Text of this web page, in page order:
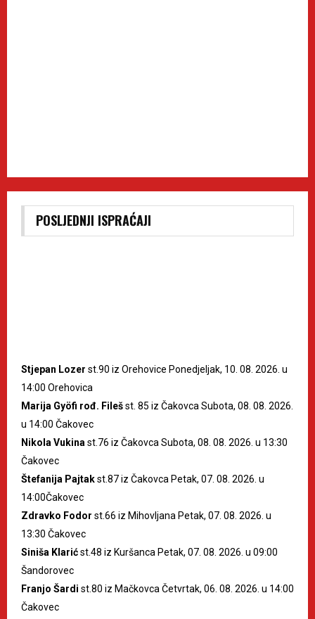
POSLJEDNJI ISPRAĆAJI
Stjepan Lozer st.90 iz Orehovice Ponedjeljak, 10. 08. 2026. u
14:00 Orehovica
Marija Gyöfi rođ. Filešst. 85 iz Čakovca Subota, 08. 08. 2026.
u 14:00 Čakovec
Nikola Vukina st.76 iz Čakovca Subota, 08. 08. 2026. u 13:30
Čakovec
Štefanija Pajtakst.87 iz Čakovca Petak, 07. 08. 2026. u
14:00Čakovec
Zdravko Fodor st.66 iz Mihovljana Petak, 07. 08. 2026. u
13:30 Čakovec
Siniša Klarićst.48 iz Kuršanca Petak, 07. 08. 2026. u 09:00
Šandorovec
Franjo Šardi st.80 iz Mačkovca Četvrtak, 06. 08. 2026. u 14:00
Čakovec